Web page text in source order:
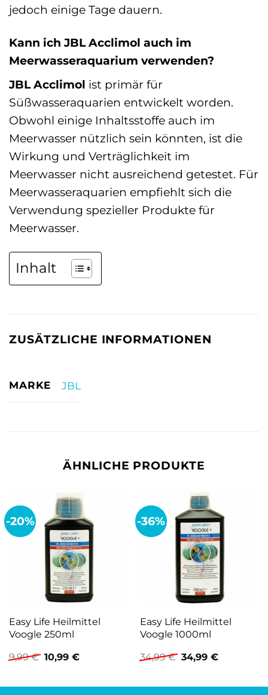
jedoch einige Tage dauern.
Kann ich JBL Acclimol auch im
Meerwasseraquarium verwenden?
JBL Acclimol ist primär für
Süßwasseraquarien entwickelt worden.
Obwohl einige Inhaltsstoffe auch im
Meerwasser nützlich sein könnten, ist die
Wirkung und Verträglichkeit im
Meerwasser nicht ausreichend getestet. Für
Meerwasseraquarien empfiehlt sich die
Verwendung spezieller Produkte für
Meerwasser.
Inhalt
ZUSÄTZLICHE INFORMATIONEN
MARKE JBL
ÄHNLICHE PRODUKTE
-20%
Easy Life Heilmittel
Voogle 250ml
9,99€ Ursprünglicher
Preis
9,99 €
10,99 €Aktueller
10,99 €.
-36%
Easy Life Heilmittel
Voogle 1000ml
34,99€ Ursprünglicher
Preis
34,99 €
34,99 €Aktueller
34,99 €.